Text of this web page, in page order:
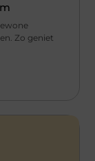
Zo geniet